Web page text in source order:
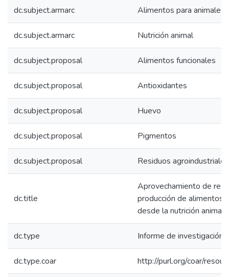
dc.subject.armarc Alimentos para animales
dc.subject.armarc Nutrición animal
dc.subject.proposal Alimentos funcionales
dc.subject.proposal Antioxidantes
dc.subject.proposal Huevo
dc.subject.proposal Pigmentos
dc.subject.proposal Residuos agroindustriales
dc.title
Aprovechamiento de
producción de alimentos
desde la nutrición animal.
dc.type Informe de investigación
dc.type.coar http://purl.org/coar/